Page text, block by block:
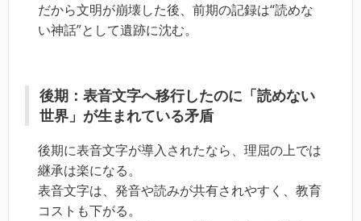
だから文明が崩壊した後、前期の記録は“読めな
い神話”として遺跡に沈む。
後期：表音文字へ移行したのに「読めない
世界」が生まれている矛盾
後期に表音文字が導入されたなら、理屈の上では
継承は楽になる。
表音文字は、発音や読みが共有されやすく、教育
コストも下がる。